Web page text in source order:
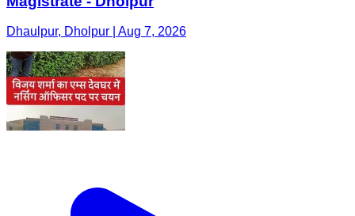
Dhaulpur, Dholpur | Aug 7, 2026